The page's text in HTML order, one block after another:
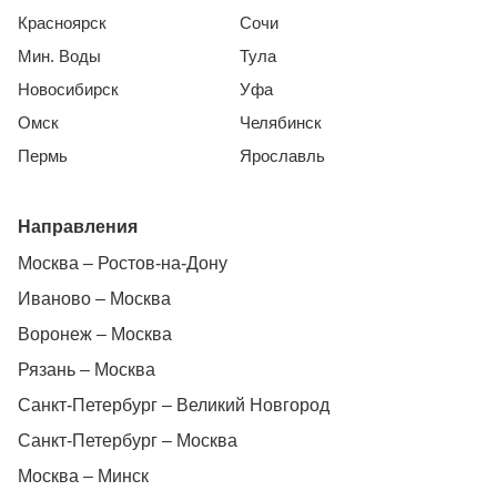
Красноярск
Мин. Воды
Новосибирск
Омск
Пермь
Сочи
Тула
Уфа
Челябинск
Ярославль
Направления
Москва – Ростов-на-Дону
Иваново – Москва
Воронеж – Москва
Рязань – Москва
Санкт-Петербург – Великий Новгород
Санкт-Петербург – Москва
Москва – Минск